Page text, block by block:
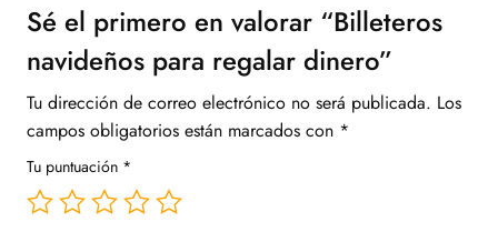
Sé el primero en valorar “Billeteros
navideños para regalar dinero”
Tu dirección de correo electrónico no será publicada. Los
campos obligatorios están marcados con *
Tu puntuación *